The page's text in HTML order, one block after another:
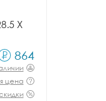
X
864
цена